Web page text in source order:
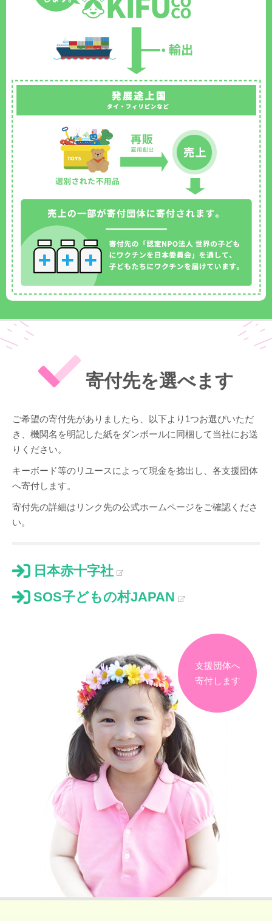
寄付先を選べます
ご希望の寄付先がありましたら、以下より1つお選びいただ
き、機関名を明記した紙をダンボールに同梱して当社にお送
りください。
キーボード等のリユースによって現金を捻出し、各支援団体
へ寄付します。
寄付先の詳細はリンク先の公式ホームページをご確認くださ
い。
日本赤十字社
SOS子どもの村JAPAN
支援団体へ
寄付します